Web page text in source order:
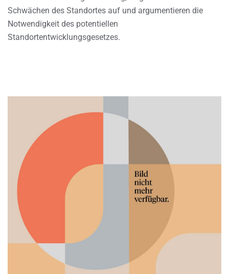
Schwächen des Standortes auf und argumentieren die
Notwendigkeit des potentiellen
Standortentwicklungsgesetzes.